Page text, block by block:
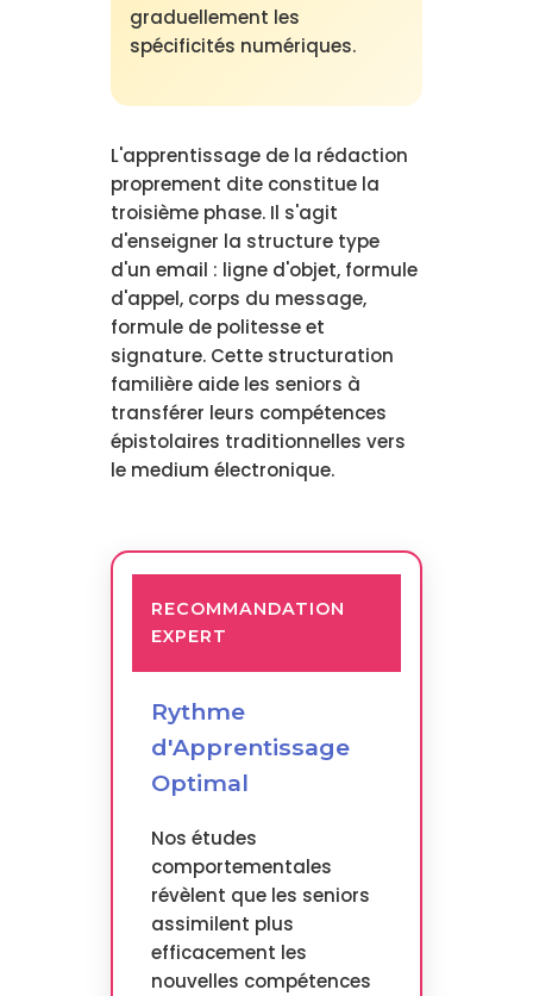
graduellement les
spécificités numériques.
L'apprentissage de la rédaction
proprement dite constitue la
troisième phase. Il s'agit
d'enseigner la structure type
d'un email : ligne d'objet, formule
d'appel, corps du message,
formule de politesse et
signature. Cette structuration
familière aide les seniors à
transférer leurs compétences
épistolaires traditionnelles vers
le medium électronique.
RECOMMANDATION
EXPERT
Rythme
d'Apprentissage
Optimal
Nos études
comportementales
révèlent que les seniors
assimilent plus
efficacement les
nouvelles compétences